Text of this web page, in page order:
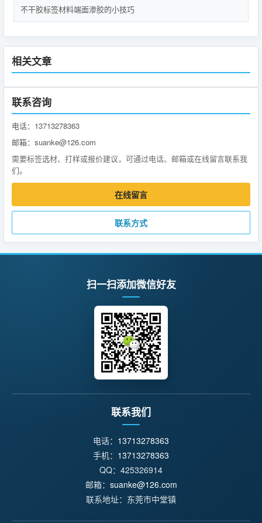
不干胶标签材料端面渗胶的小技巧
相关文章
联系咨询
电话：13713278363
邮箱：suanke@126.com
需要标签选材、打样或报价建议，可通过电话、邮箱或在线留言联系我
们。
在线留言
联系方式
扫一扫添加微信好友
联系我们
电话： 13713278363
手机： 13713278363
QQ：425326914
邮箱： suanke@126.com
联系地址：东莞市中堂镇